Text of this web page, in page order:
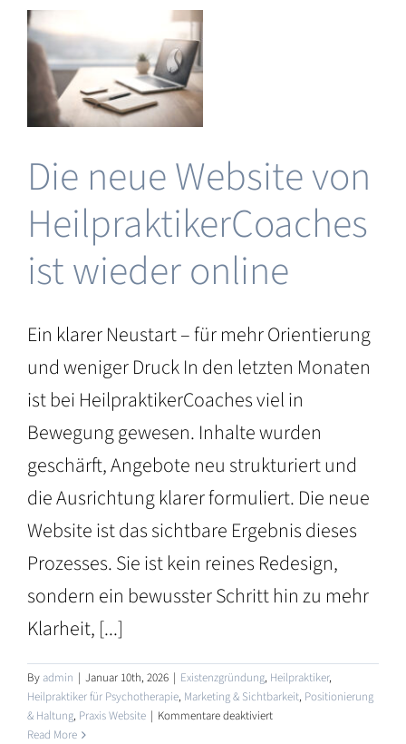
Die neue Website von
HeilpraktikerCoaches
ist wieder online
Ein klarer Neustart – für mehr Orientierung
und weniger Druck In den letzten Monaten
ist bei HeilpraktikerCoaches viel in
Bewegung gewesen. Inhalte wurden
geschärft, Angebote neu strukturiert und
die Ausrichtung klarer formuliert. Die neue
Website ist das sichtbare Ergebnis dieses
Prozesses. Sie ist kein reines Redesign,
sondern ein bewusster Schritt hin zu mehr
Klarheit, [...]
Byadmin | Januar 10th, 2026 | Existenzgründung, Heilpraktiker,
Heilpraktiker für Psychotherapie, Marketing & Sichtbarkeit, Positionierung
& Haltung, Praxis Website | Kommentare deaktiviertfür
Read More